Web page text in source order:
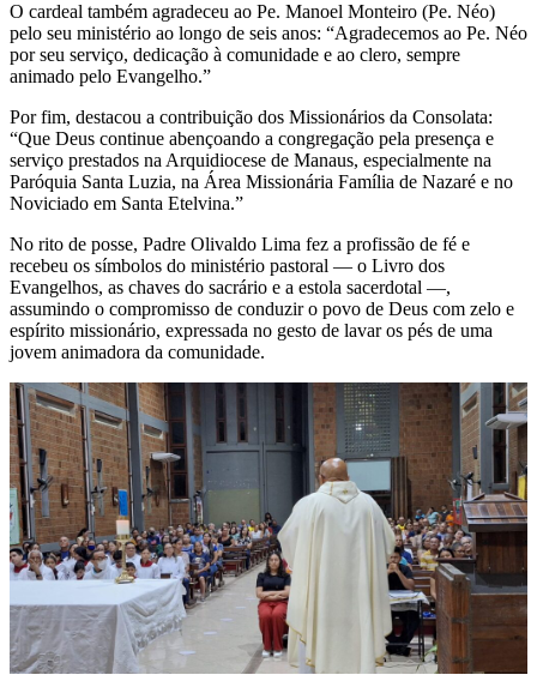
O cardeal também agradeceu ao Pe. Manoel Monteiro (Pe. Néo)
pelo seu ministério ao longo de seis anos: “Agradecemos ao Pe. Néo
por seu serviço, dedicação à comunidade e ao clero, sempre
animado pelo Evangelho.”
Por fim, destacou a contribuição dos Missionários da Consolata:
“Que Deus continue abençoando a congregação pela presença e
serviço prestados na Arquidiocese de Manaus, especialmente na
Paróquia Santa Luzia, na Área Missionária Família de Nazaré e no
Noviciado em Santa Etelvina.”
No rito de posse, Padre Olivaldo Lima fez a profissão de fé e
recebeu os símbolos do ministério pastoral — o Livro dos
Evangelhos, as chaves do sacrário e a estola sacerdotal —,
assumindo o compromisso de conduzir o povo de Deus com zelo e
espírito missionário, expressada no gesto de lavar os pés de uma
jovem animadora da comunidade.